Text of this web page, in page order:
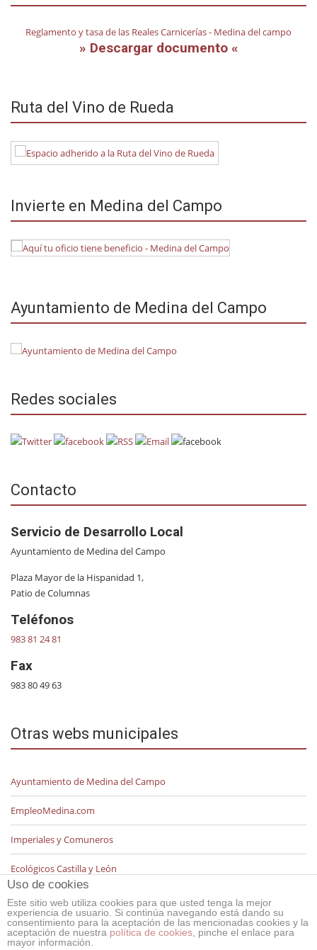
Reglamento y tasa de las Reales Carnicerías - Medina del campo
» Descargar documento «
Ruta del Vino de Rueda
Invierte en Medina del Campo
Ayuntamiento de Medina del Campo
Redes sociales
Contacto
Servicio de Desarrollo Local
Ayuntamiento de Medina del Campo
Plaza Mayor de la Hispanidad 1,
Patio de Columnas
Teléfonos
983 81 24 81
Fax
983 80 49 63
Otras webs municipales
Ayuntamiento de Medina del Campo
EmpleoMedina.com
Imperiales y Comuneros
Ecológicos Castilla y León
Uso de cookies
Este sitio web utiliza cookies para que usted tenga la mejor
experiencia de usuario. Si continúa navegando está dando su
consentimiento para la aceptación de las mencionadas cookies y la
aceptación de nuestra política de cookies , pinche el enlace para
mayor información.